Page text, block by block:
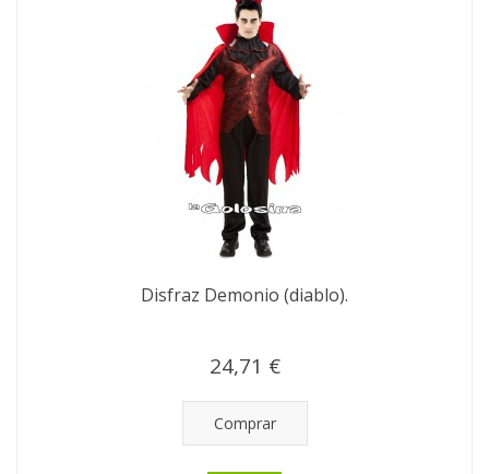
Disfraz Demonio (diablo).
24,71 €
Comprar